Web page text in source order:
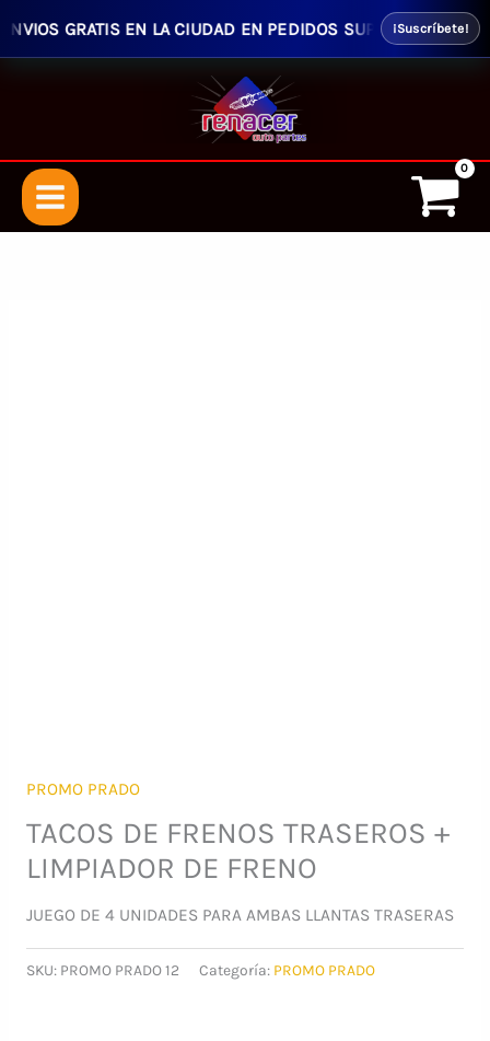
GRATIS EN LA CIUDAD EN PEDIDOS SUPERIORES¡Suscríbete!
PROMO PRADO
TACOS DE FRENOS TRASEROS +
LIMPIADOR DE FRENO
JUEGO DE 4 UNIDADES PARA AMBAS LLANTAS TRASERAS
SKU: PROMO PRADO 12 Categoría: PROMO PRADO